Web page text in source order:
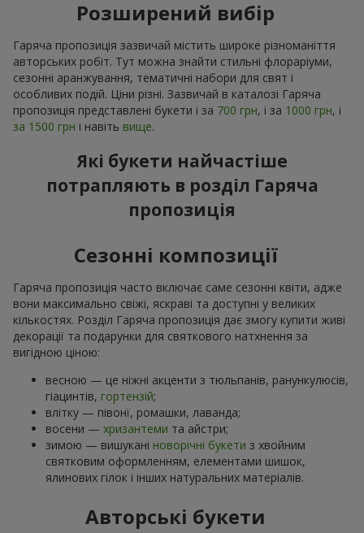
Розширений вибір
Гаряча пропозиція зазвичай містить широке різноманіття
авторських робіт. Тут можна знайти стильні флораріуми,
сезонні аранжування, тематичні набори для свят і
особливих подій. Ціни різні. Зазвичай в каталозі Гаряча
пропозиція представлені букети і за 700 грн, і за 1000 грн, і
за 1500 грн і навіть вище.
Які букети найчастіше
потрапляють в розділ Гаряча
пропозиція
Сезонні композиції
Гаряча пропозиція часто включає саме сезонні квіти, адже
вони максимально свіжі, яскраві та доступні у великих
кількостях. Розділ Гаряча пропозиція дає змогу купити живі
декорації та подарунки для святкового натхнення за
вигідною ціною:
весною — це ніжні акценти з тюльпанів, ранункулюсів,
гіацинтів, гортензій;
влітку — півонї, ромашки, лаванда;
восени — хризантеми та айстри;
зимою — вишукані новорічні букети з хвойним
святковим оформленням, елементами шишок,
ялинових гілок і інших натуральних матеріалів.
Авторські букети